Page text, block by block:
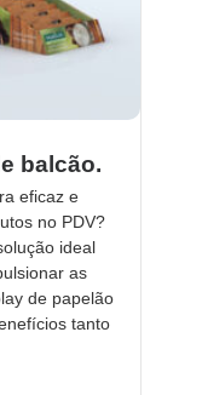
balcão.
eficaz e
no PDV?
ideal
as
de papelão
tanto